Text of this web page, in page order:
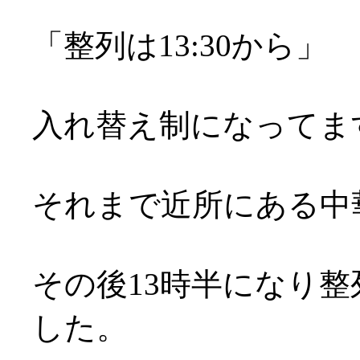
「整列は13:30から」
入れ替え制になって
それまで近所にある
その後13時半になり
した。